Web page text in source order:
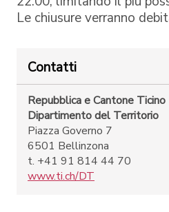
Le chiusure verranno
Contatti
Repubblica e Cantone Ticino
Dipartimento del Territorio
Piazza Governo 7
6501 Bellinzona
t. +41 91 814 44 70
www.ti.ch/DT